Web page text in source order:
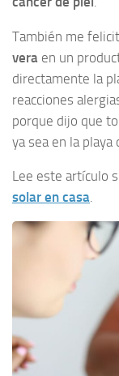
También me
vera en un
directamente la
reacciones
porque dijo que
ya sea en la playa
Lee este artículo
solar en casa.